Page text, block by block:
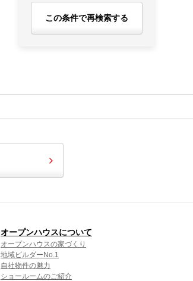
この条件で再検索する
オープンハウスについて
オープンハウスの家づくり
地域ビルダーNo.1
自社物件の魅力
ショールームのご紹介